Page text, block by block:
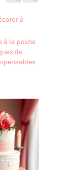
&
manière
une
et
Facile
en
surface
résidus
à
à la poche
de